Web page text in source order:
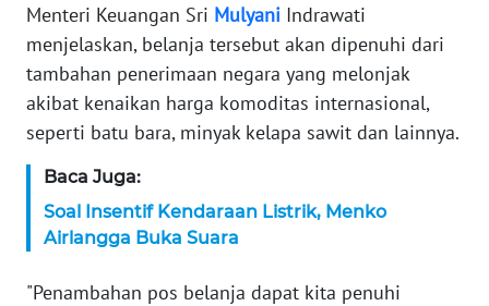
Menteri Keuangan Sri Mulyani Indrawati
menjelaskan, belanja tersebut akan dipenuhi dari
tambahan penerimaan negara yang melonjak
akibat kenaikan harga komoditas internasional,
seperti batu bara, minyak kelapa sawit dan lainnya.
Baca Juga:
Soal Insentif Kendaraan Listrik, Menko
Airlangga Buka Suara
"Penambahan pos belanja dapat kita penuhi
DISCLAIMER
Wahana
News
Regional
WN
SUMUT
JAKARTA